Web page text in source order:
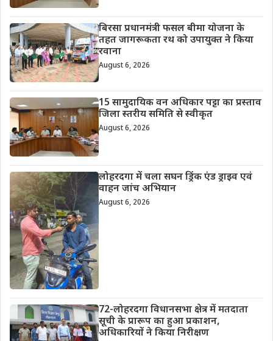
बिरसा प्रधानमंत्री फसल बीमा योजना के
तहत जागरूकता रथ को उपायुक्त ने किया
रवाना
August 6, 2026
15 सामुदायिक वन अधिकार पट्टा का प्रस्ताव
जिला स्तरीय समिति से स्वीकृत
August 6, 2026
लोहरदगा में चला सघन ड्रिंक एंड ड्राइव एवं
वाहन जांच अभियान
August 6, 2026
72-लोहरदगा विधानसभा क्षेत्र में मतदाता
सूची के प्रारूप का हुआ प्रकाशन,
अधिकारियों ने किया निरीक्षण